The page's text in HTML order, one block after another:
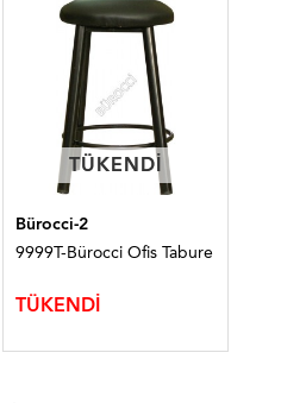
TÜKENDI
TÜKENDI
Bürocci-2
9999T-Bürocci Ofis Tabure
TÜKENDİ